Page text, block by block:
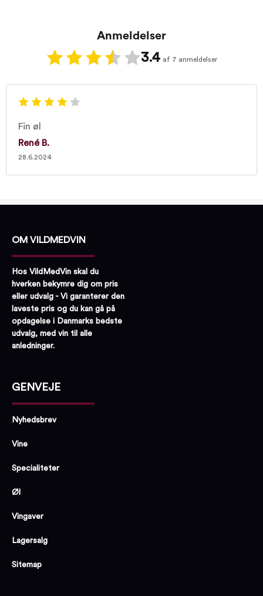
Anmeldelser
3.4 af 7 anmeldelser
Fin øl
René B.
28.6.2024
OM VILDMEDVIN
Hos VildMedVin skal du
hverken bekymre dig om pris
eller udvalg - Vi garanterer den
laveste pris og du kan gå på
opdagelse i Danmarks bedste
udvalg, med vin til alle
anledninger.
GENVEJE
Nyhedsbrev
Vine
Specialiteter
Øl
Vingaver
Lagersalg
Sitemap